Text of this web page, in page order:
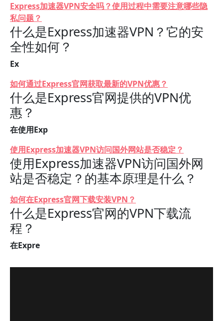
Express加速器VPN安全吗？使用过程中需要注意哪些隐
私问题？
什么是Express加速器VPN？它的安
全性如何？
Ex
如何通过Express官网获取最新的VPN优惠？
什么是Express官网提供的VPN优
惠？
在使用Exp
使用Express加速器VPN访问国外网站是否稳定？
使用Express加速器VPN访问国外网
站是否稳定？的基本原理是什么？
如何在Express官网下载安装VPN？
什么是Express官网的VPN下载流
程？
在Expre